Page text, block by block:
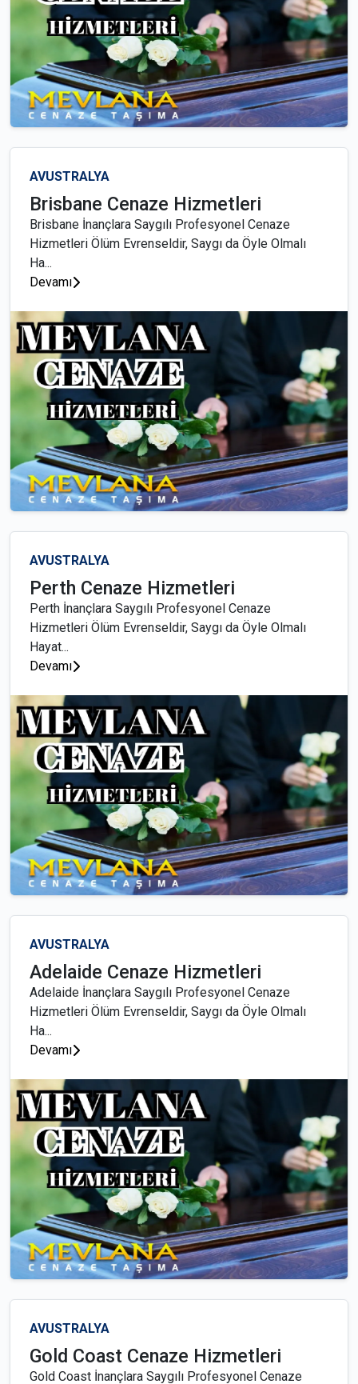
AVUSTRALYA
Brisbane Cenaze Hizmetleri
Brisbane İnançlara Saygılı Profesyonel Cenaze
Hizmetleri Ölüm Evrenseldir, Saygı da Öyle Olmalı
Ha...
Devamı
AVUSTRALYA
Perth Cenaze Hizmetleri
Perth İnançlara Saygılı Profesyonel Cenaze
Hizmetleri Ölüm Evrenseldir, Saygı da Öyle Olmalı
Hayat...
Devamı
AVUSTRALYA
Adelaide Cenaze Hizmetleri
Adelaide İnançlara Saygılı Profesyonel Cenaze
Hizmetleri Ölüm Evrenseldir, Saygı da Öyle Olmalı
Ha...
Devamı
AVUSTRALYA
Gold Coast Cenaze Hizmetleri
Gold Coast İnançlara Saygılı Profesyonel Cenaze